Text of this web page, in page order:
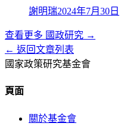
謝明瑞2024年7月30日
查看更多 國政研究 →
← 返回文章列表
國家政策研究基金會
頁面
關於基金會